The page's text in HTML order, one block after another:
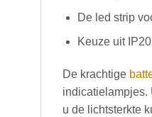
De led strip
Keuze uit
De krachtige
indicatielampjes.
u de lichtsterkte